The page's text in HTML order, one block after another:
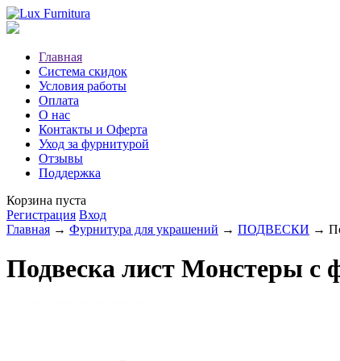
Главная
Система скидок
Условия работы
Оплата
О нас
Контакты и Оферта
Уход за фурнитурой
Отзывы
Поддержка
Корзина пуста
Регистрация Вход
Главная → Фурнитура для украшений → ПОДВЕСКИ →
Подвеска лист Монстеры с